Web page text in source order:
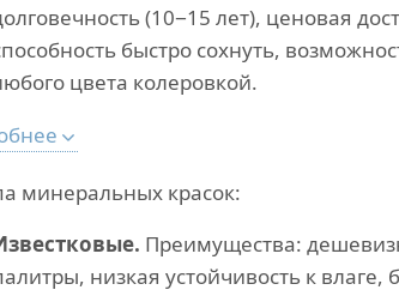
(10−15 лет), ценовая
быстро сохнуть,
цвета колеровкой.
минеральных красок:
Преимущества:
низкая устойчивость к